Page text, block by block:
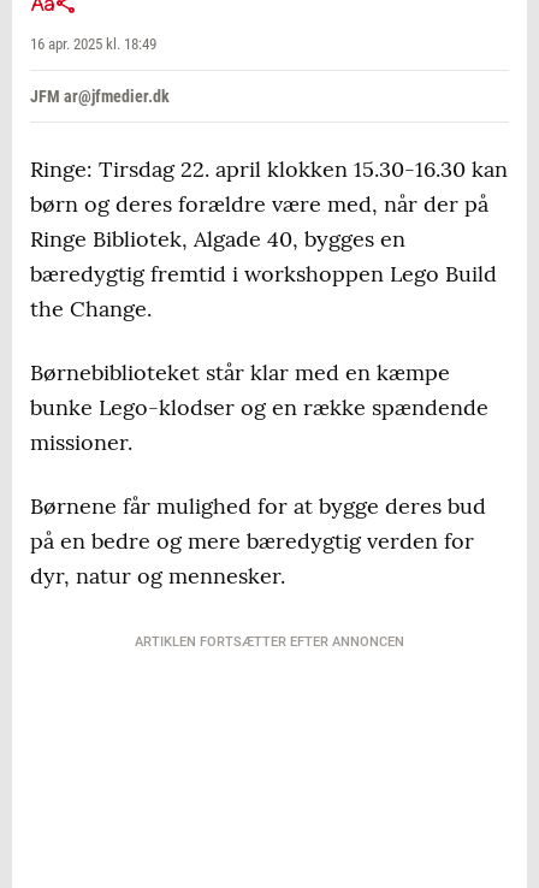
16 apr. 2025 kl. 18:49
JFM ar@jfmedier.dk
Ringe: Tirsdag 22. april klokken 15.30-16.30 kan
børn og deres forældre være med, når der på
Ringe Bibliotek, Algade 40, bygges en
bæredygtig fremtid i workshoppen Lego Build
the Change.
Børnebiblioteket står klar med en kæmpe
bunke Lego-klodser og en række spændende
missioner.
Børnene får mulighed for at bygge deres bud
på en bedre og mere bæredygtig verden for
dyr, natur og mennesker.
ARTIKLEN FORTSÆTTER EFTER ANNONCEN